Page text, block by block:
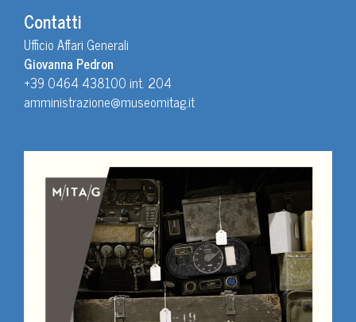
Contatti
Ufficio Affari Generali
Giovanna Pedron
+39 0464 438100 int. 204
amministrazione@museomitag.it